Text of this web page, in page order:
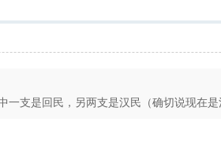
一支是回民，另两支是汉民（确切说现在